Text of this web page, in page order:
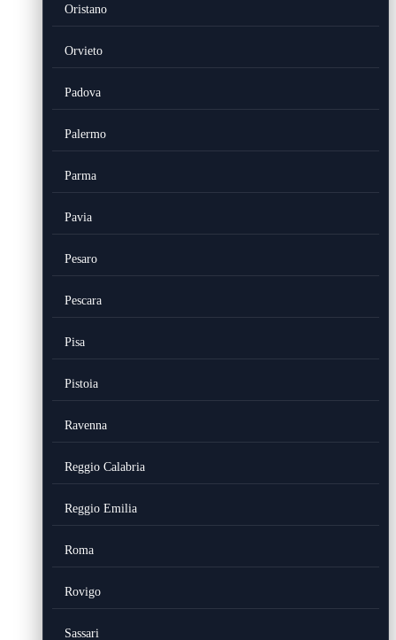
Oristano
Orvieto
Padova
Palermo
Parma
Pavia
Pesaro
Pescara
Pisa
Pistoia
Ravenna
Reggio Calabria
Reggio Emilia
Roma
Rovigo
Sassari